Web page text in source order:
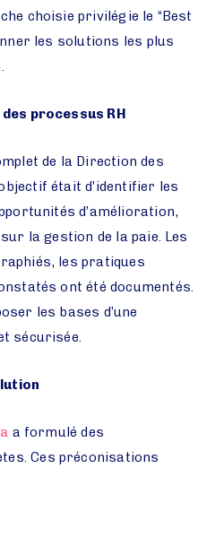
choisie privilégie le “Best
les solutions les plus
processus RH
de la Direction des
était d’identifier les
d’amélioration,
la gestion de la paie. Les
les pratiques
ont été documentés.
les bases d’une
sécurisée.
a formulé des
Ces préconisations